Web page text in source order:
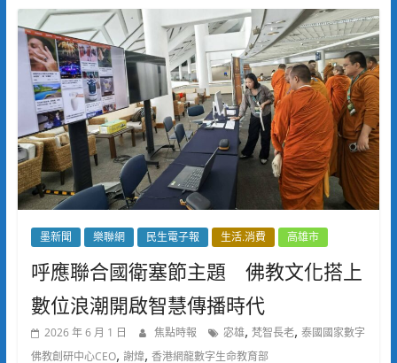
墨新聞 樂聯網 民生電子報 生活.消費 高雄市
呼應聯合國衛塞節主題 佛教文化搭上
數位浪潮開啟智慧傳播時代
2026 年 6 月 1 日 焦點時報 宓雄, 梵智長老, 泰國國家數字
佛教創研中心CEO, 謝煒, 香港網龍數字生命教育部